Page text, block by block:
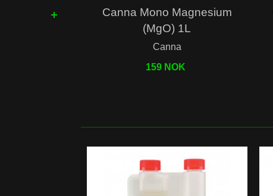
Hurtigvisning
Canna Mono Magnesium
(MgO) 1L
Canna
159 NOK